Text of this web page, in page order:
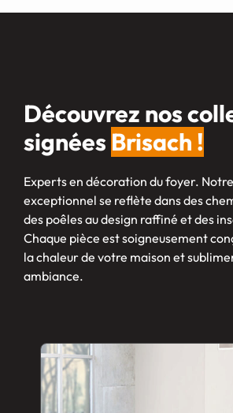
Découvrez nos
signées Brisach !
Experts en décoration du foyer.
exceptionnel se reflète dans des
des poêles au design raffiné et des
Chaque pièce est soigneusement
la chaleur de votre maison et
ambiance.